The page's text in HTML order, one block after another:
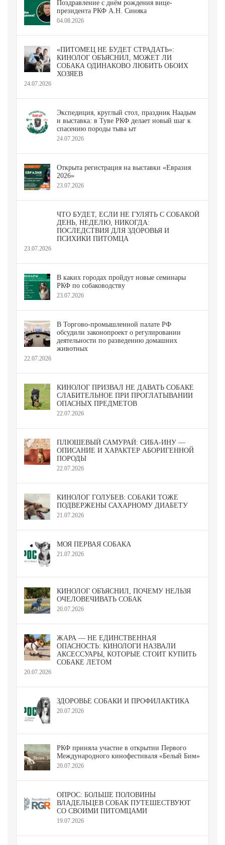
Поздравление с днём рождения вице-
президента РКФ А.Н. Синяка
04.08.2026
«ПИТОМЕЦ НЕ БУДЕТ СТРАДАТЬ»:
КИНОЛОГ ОБЪЯСНИЛ, МОЖЕТ ЛИ
СОБАКА ОДИНАКОВО ЛЮБИТЬ ОБОИХ
ХОЗЯЕВ
24.07.2026
Экспедиция, круглый стол, праздник Наадым
и выставка: в Туве РКФ делает новый шаг к
спасению породы тыва ыт
24.07.2026
Открыта регистрация на выставки «Евразия
2026»
23.07.2026
ЧТО БУДЕТ, ЕСЛИ НЕ ГУЛЯТЬ С СОБАКОЙ
ДЕНЬ, НЕДЕЛЮ, НИКОГДА:
ПОСЛЕДСТВИЯ ДЛЯ ЗДОРОВЬЯ И
ПСИХИКИ ПИТОМЦА
23.07.2026
В каких городах пройдут новые семинары
РКФ по собаководству
23.07.2026
В Торгово-промышленной палате РФ
обсудили законопроект о регулировании
деятельности по разведению домашних
животных
22.07.2026
КИНОЛОГ ПРИЗВАЛ НЕ ДАВАТЬ СОБАКЕ
СЛАБИТЕЛЬНОЕ ПРИ ПРОГЛАТЫВАНИИ
ОПАСНЫХ ПРЕДМЕТОВ
22.07.2026
ПЛЮШЕВЫЙ САМУРАЙ: СИБА-ИНУ —
ОПИСАНИЕ И ХАРАКТЕР АБОРИГЕННОЙ
ПОРОДЫ
22.07.2026
КИНОЛОГ ГОЛУБЕВ: СОБАКИ ТОЖЕ
ПОДВЕРЖЕНЫ САХАРНОМУ ДИАБЕТУ
21.07.2026
МОЯ ПЕРВАЯ СОБАКА
21.07.2026
КИНОЛОГ ОБЪЯСНИЛ, ПОЧЕМУ НЕЛЬЗЯ
ОЧЕЛОВЕЧИВАТЬ СОБАК
20.07.2026
ЖАРА — НЕ ЕДИНСТВЕННАЯ
ОПАСНОСТЬ: КИНОЛОГИ НАЗВАЛИ
АКСЕССУАРЫ, КОТОРЫЕ СТОИТ КУПИТЬ
СОБАКЕ ЛЕТОМ
20.07.2026
ЗДОРОВЬЕ СОБАКИ И ПРОФИЛАКТИКА
20.07.2026
РКФ приняла участие в открытии Первого
Международного кинофестиваля «Белый Бим»
20.07.2026
ОПРОС: БОЛЬШЕ ПОЛОВИНЫ
ВЛАДЕЛЬЦЕВ СОБАК ПУТЕШЕСТВУЮТ
СО СВОИМИ ПИТОМЦАМИ
19.07.2026